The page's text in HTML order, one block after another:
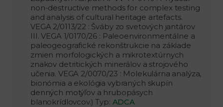
non-destructive methods for complex testing
and analysis of cultural heritage artefacts.
VEGA 2/0113/22 : Šváby zo svetových jantárov
III. VEGA 1/0170/26 : Paleoenvironmentálne a
paleogeografické rekonštrukcie na základe
zmien morfologických a mikrotextúrnych
znakov detritických minerálov a strojového
učenia. VEGA 2/0070/23 : Molekulárna analýza,
bionómia a ekológia vybraných skupín
denných motýľov a hrubopásych
blanokrídlovcov.) Typ: ADCA